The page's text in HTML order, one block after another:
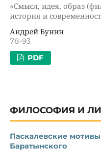
«Смысл, идея, образ
история и
Андрей Бунин
78-93
PDF
ФИЛОСОФИЯ И
Паскалевские
Баратынского